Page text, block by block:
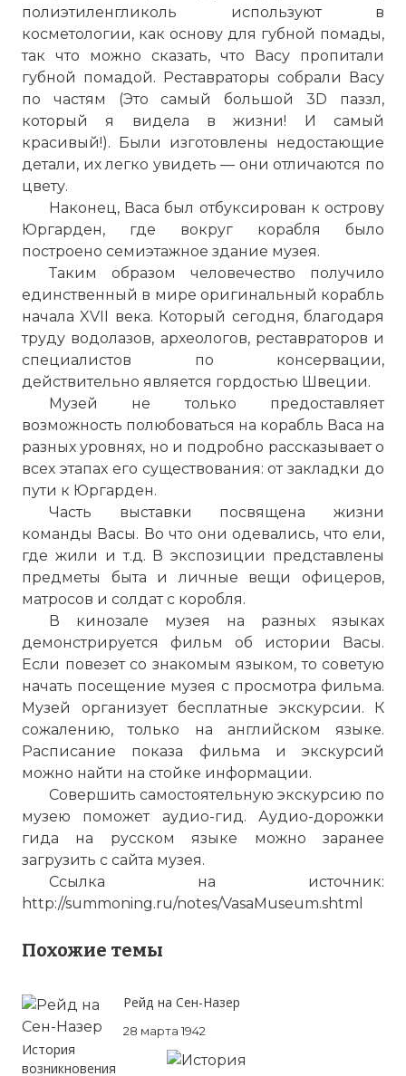
полиэтиленгликоль используют в
косметологии, как основу для губной помады,
так что можно сказать, что Васу пропитали
губной помадой. Реставраторы собрали Васу
по частям (Это самый большой 3D паззл,
который я видела в жизни! И самый
красивый!). Были изготовлены недостающие
детали, их легко увидеть — они отличаются по
цвету.
Наконец, Васа был отбуксирован к острову
Юргарден, где вокруг корабля было
построено семиэтажное здание музея.
Таким образом человечество получило
единственный в мире оригинальный корабль
начала XVII века. Который сегодня, благодаря
труду водолазов, археологов, реставраторов и
специалистов по консервации,
действительно является гордостью Швеции.
Музей не только предоставляет
возможность полюбоваться на корабль Васа на
разных уровнях, но и подробно рассказывает о
всех этапах его существования: от закладки до
пути к Юргарден.
Часть выставки посвящена жизни
команды Васы. Во что они одевались, что ели,
где жили и т.д. В экспозиции представлены
предметы быта и личные вещи офицеров,
матросов и солдат с коробля.
В кинозале музея на разных языках
демонстрируется фильм об истории Васы.
Если повезет со знакомым языком, то советую
начать посещение музея с просмотра фильма.
Музей организует бесплатные экскурсии. К
сожалению, только на английском языке.
Расписание показа фильма и экскурсий
можно найти на стойке информации.
Совершить самостоятельную экскурсию по
музею поможет аудио-гид. Аудио-дорожки
гида на русском языке можно заранее
загрузить с сайта музея.
Ссылка на источник:
http://summoning.ru/notes/VasaMuseum.shtml
Похожие темы
Рейд на Сен-Назер
28 марта 1942
История
возникновения